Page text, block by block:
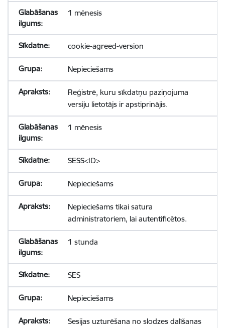
1 mēnesis
cookie-agreed-version
Nepieciešams
Reģistrē, kuru sīkdatņu paziņojuma
versiju lietotājs ir apstiprinājis.
1 mēnesis
SESS<ID>
Nepieciešams
Nepieciešams tikai satura
administratoriem, lai autentificētos.
1 stunda
SES
Nepieciešams
Sesijas uzturēšana no slodzes dalīšanas